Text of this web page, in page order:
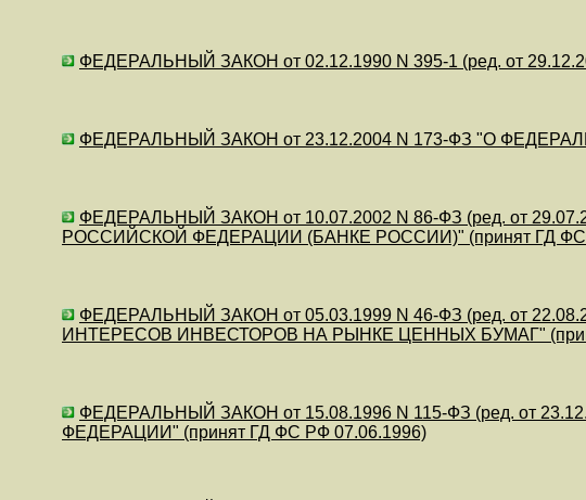
ФЕДЕРАЛЬНЫЙ ЗАКОН от 02.12.1990 N 395-1 (ред. от
ФЕДЕРАЛЬНЫЙ ЗАКОН от 23.12.2004 N 173-ФЗ "О
ФЕДЕРАЛЬНЫЙ ЗАКОН от 10.07.2002 N 86-ФЗ (ред. от
РОССИЙСКОЙ ФЕДЕРАЦИИ (БАНКЕ РОССИИ)" (принят ГД ФС
ФЕДЕРАЛЬНЫЙ ЗАКОН от 05.03.1999 N 46-ФЗ (ред. от
ИНТЕРЕСОВ ИНВЕСТОРОВ НА РЫНКЕ ЦЕННЫХ БУМАГ"
ФЕДЕРАЛЬНЫЙ ЗАКОН от 15.08.1996 N 115-ФЗ (ред. от
ФЕДЕРАЦИИ" (принят ГД ФС РФ 07.06.1996)